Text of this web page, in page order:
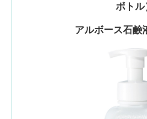
ボトル
アルボース石鹸